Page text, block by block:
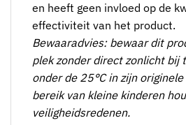
en heeft geen invloed op de
effectiviteit van het product.
Bewaaradvies: bewaar dit
plek zonder direct zonlicht bij
onder de 25°C in zijn
bereik van kleine kinderen
veiligheidsredenen.